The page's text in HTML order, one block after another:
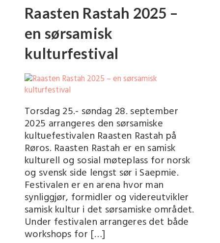
Raasten Rastah 2025 –
en sørsamisk
kulturfestival
Torsdag 25.- søndag 28. september
2025 arrangeres den sørsamiske
kultuefestivalen Raasten Rastah på
Røros. Raasten Rastah er en samisk
kulturell og sosial møteplass for norsk
og svensk side lengst sør i Saepmie.
Festivalen er en arena hvor man
synliggjør, formidler og videreutvikler
samisk kultur i det sørsamiske området.
Under festivalen arrangeres det både
workshops for […]